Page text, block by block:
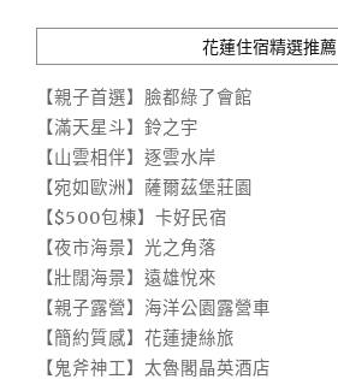
花蓮住宿精選推薦
【親子首選】臉都綠了會館
【滿天星斗】鈴之宇
【山雲相伴】逐雲水岸
【宛如歐洲】薩爾茲堡莊園
【$500包棟】卡好民宿
【夜市海景】光之角落
【壯闊海景】遠雄悅來
【親子露營】海洋公園露營車
【簡約質感】花蓮捷絲旅
【鬼斧神工】太魯閣晶英酒店